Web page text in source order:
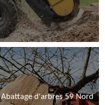
Abattage d'arbres 59 Nord